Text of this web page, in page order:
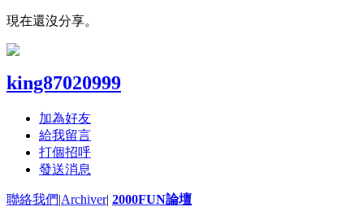
現在還沒分享。
king87020999
加為好友
給我留言
打個招呼
發送消息
聯絡我們|Archiver| 2000FUN論壇